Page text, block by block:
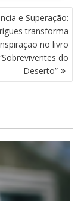
e Superação:
transforma
no livro
do
Deserto”